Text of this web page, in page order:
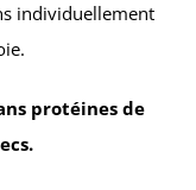
individuellement
protéines de